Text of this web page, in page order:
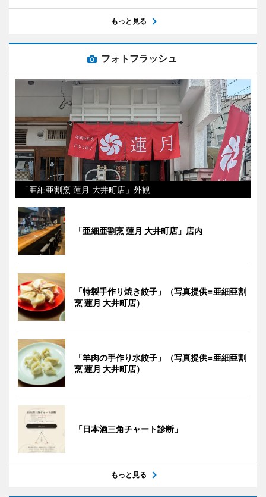
もっと見る
フォトフラッシュ
「亜細亜割烹 蓮月 大井町店」外観
「亜細亜割烹 蓮月 大井町店」店内
「特製手作り焼き餃子」（写真提供=亜細亜割
烹 蓮月 大井町店）
「羊肉の手作り水餃子」（写真提供=亜細亜割
烹 蓮月 大井町店）
「日本酒三角チャート診断」
もっと見る